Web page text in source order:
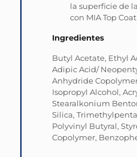
la superficie de
con MIA Top
Ingredientes
Butyl Acetate, Ethyl
Adipic Acid/
Anhydride
Isopropyl Alcohol,
Stearalkonium
Silica,
Polyvinyl Butyral,
Copolymer,